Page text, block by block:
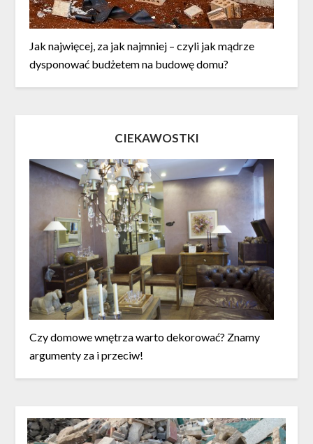
Jak najwięcej, za jak najmniej – czyli jak mądrze
dysponować budżetem na budowę domu?
CIEKAWOSTKI
Czy domowe wnętrza warto dekorować? Znamy
argumenty za i przeciw!